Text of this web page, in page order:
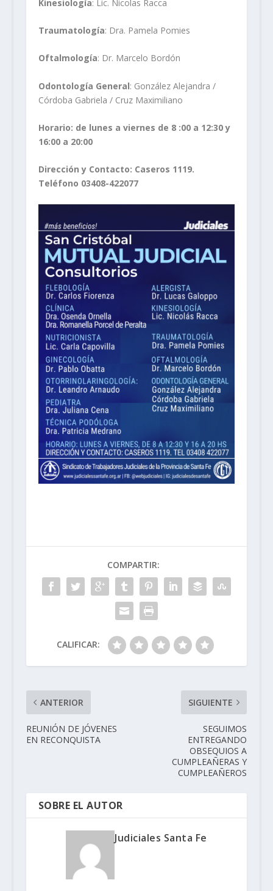
Kinesiología: Lic. Nicolas Racca
Traumatología: Dra. Pamela Pomies
Oftalmología: Dr. Marcelo Bordón
Odontología General: González Alejandra /
Córdoba Gabriela / Cruz Maximiliano
Horario: de lunes a viernes de 8 :00 a 12:30 y
16:00 a 20:00
Dirección y Contacto: Caseros 1119.
Teléfono 03408-422077
COMPARTIR:
CALIFICAR:
ANTERIOR
REUNIÓN DE JÓVENES
EN RECONQUISTA
SIGUIENTE
SEGUIMOS
ENTREGANDO
OBSEQUIOS A
CUMPLEAÑERAS Y
CUMPLEAÑEROS
SOBRE EL AUTOR
Judiciales Santa Fe